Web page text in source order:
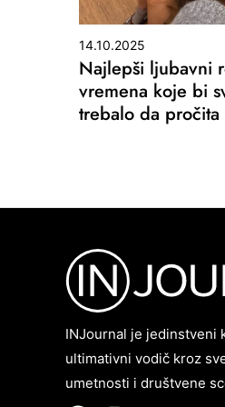
14.10.2025
Najlepši ljubavni
vremena koje bi
trebalo da pročita
INJournal je jedinstveni
ultimativni vodič kroz
umetnosti i društvene